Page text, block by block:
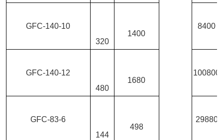
GFC-140-10
320
1400
8400
GFC-140-12
480
1680
100800
GFC-83-6
144
498
29880